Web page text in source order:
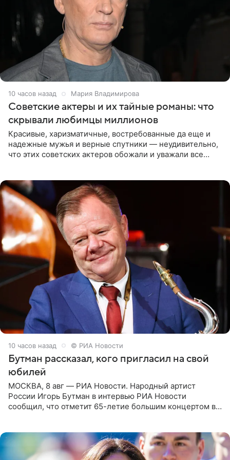
10 часов назад Мария Владимирова
Советские актеры и их тайные романы: что
скрывали любимцы миллионов
Красивые, харизматичные, востребованные да еще и
надежные мужья и верные спутники — неудивительно,
что этих советских актеров обожали и уважали все
10 часов назад © РИА Новости
Бутман рассказал, кого пригласил на свой
юбилей
МОСКВА, 8 авг — РИА Новости. Народный артист
России Игорь Бутман в интервью РИА Новости
сообщил, что отметит 65-летие большим концертом в